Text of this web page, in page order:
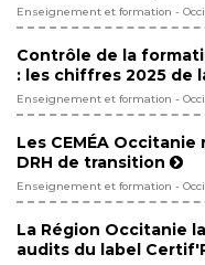
Enseignement et formation -
Contrôle de la
: les chiffres 2025 de
Enseignement et formation -
Les CEMÉA
DRH de transition
Enseignement et formation -
La Région Occitanie
audits du label